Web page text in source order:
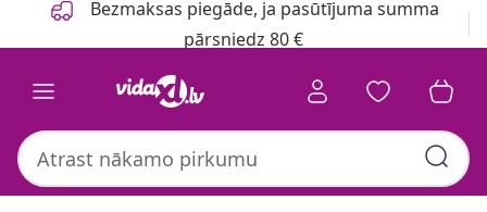
Bezmaksas piegāde, ja pasūtījuma summa
pārsniedz 80 €